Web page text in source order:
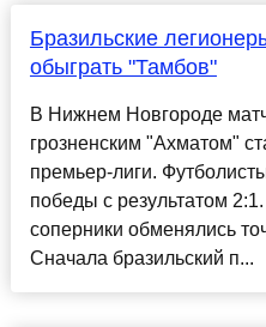
Бразильские
обыграть "Тамбов"
В Нижнем Новгороде
грозненским "Ахматом"
премьер-лиги.
победы с результатом
соперники обменялись
Сначала бразильский п...